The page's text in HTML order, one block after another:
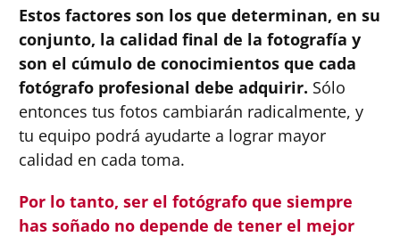
Estos factores son los que determinan, en su
conjunto, la calidad final de la fotografía y
son el cúmulo de conocimientos que cada
fotógrafo profesional debe adquirir. Sólo
entonces tus fotos cambiarán radicalmente, y
tu equipo podrá ayudarte a lograr mayor
calidad en cada toma.
Por lo tanto, ser el fotógrafo que siempre
has soñado no depende de tener el mejor